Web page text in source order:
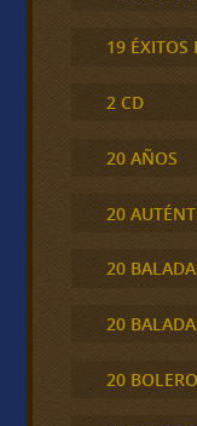
19 ÉXITOS
2 CD
20 AÑOS
20
20
20
20